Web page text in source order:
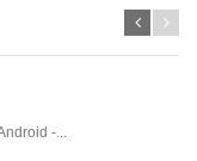
-...